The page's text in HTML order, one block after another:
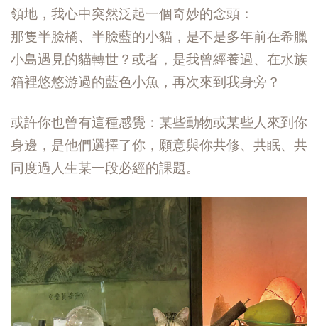
領地，我心中突然泛起一個奇妙的念頭：
那隻半臉橘、半臉藍的小貓，是不是多年前在希臘
小島遇見的貓轉世？或者，是我曾經養過、在水族
箱裡悠悠游過的藍色小魚，再次來到我身旁？
或許你也曾有這種感覺：某些動物或某些人來到你
身邊，是他們選擇了你，願意與你共修、共眠、共
同度過人生某一段必經的課題。